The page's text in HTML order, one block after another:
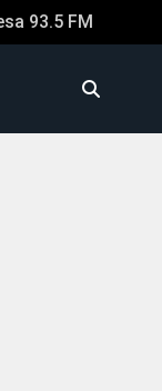
93.5 FM